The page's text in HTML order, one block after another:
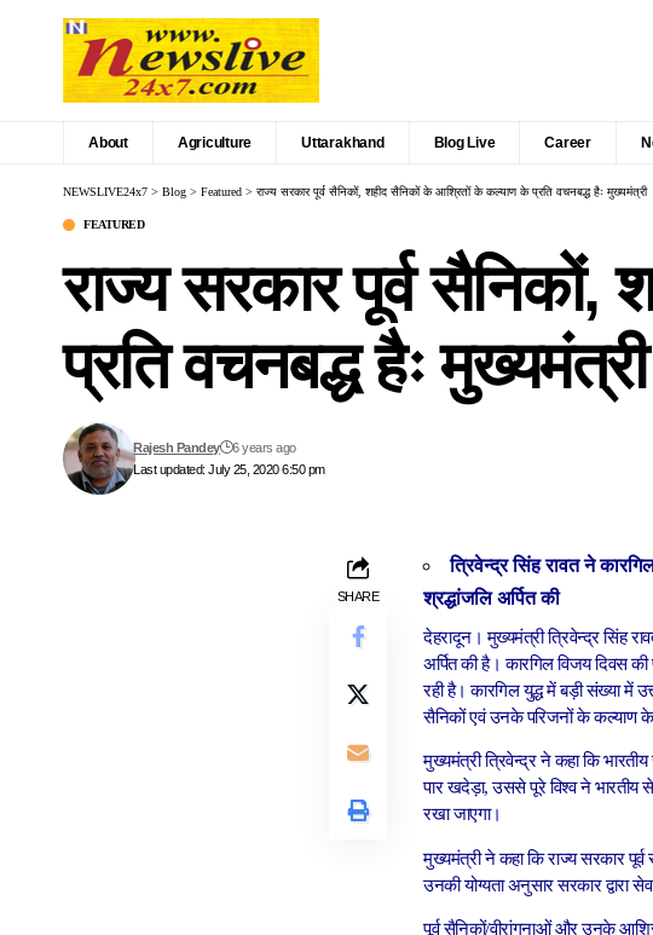
About Agriculture Uttarakhand Blog Live Career
NEWSLIVE24x7 > Blog > Featured > राज्य सरकार पूर्व सैनिकों, शहीद सैनिकों के आश्रितों के कल्याण के प्रति वचनबद्ध हैः मुख्यमंत्री
FEATURED
राज्य सरकार पूर्व
प्रति वचनबद्ध हैः मुख्यमंत्री
Last updated: July 25, 2020 6:50 pm
Rajesh Pandey 6 years ago
SHARE
त्रिवेन्द्र सिंह रावत ने
श्रद्धांजलि अर्पित की
देहरादून। मुख्यमंत्री त्रिवेन्द्र सिंह
अर्पित की है। कारगिल विजय दिवस की
रही है। कारगिल युद्ध में बड़ी संख्या में
सैनिकों एवं उनके परिजनों के कल्याण के
मुख्यमंत्री त्रिवेन्द्र ने कहा कि भारतीय
पार खदेड़ा, उससे पूरे विश्व ने भारतीय
रखा जाएगा।
मुख्यमंत्री ने कहा कि राज्य सरकार
उनकी योग्यता अनुसार सरकार द्वारा
पूर्व सैनिकों/वीरांगनाओं और उनके